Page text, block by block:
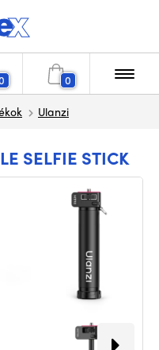
0
Ulanzi
SELFIE STICK